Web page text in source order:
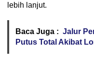
lebih lanjut.
Baca Juga : Jalur
Putus Total Akibat